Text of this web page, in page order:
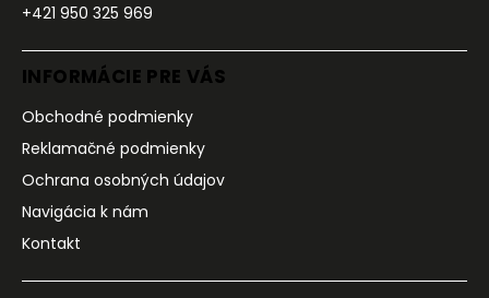
+421 950 325 969
INFORMÁCIE PRE VÁS
Obchodné podmienky
Reklamačné podmienky
Ochrana osobných údajov
Navigácia k nám
Kontakt